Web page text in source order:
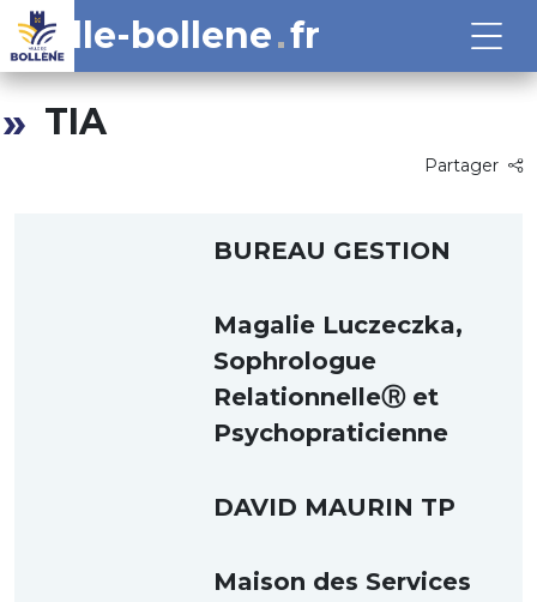
ville-bollene fr
TIA
Partager
BUREAU GESTION
Magalie Luczeczka,
Sophrologue
RelationnelleⓇ et
Psychopraticienne
DAVID MAURIN TP
Maison des Services